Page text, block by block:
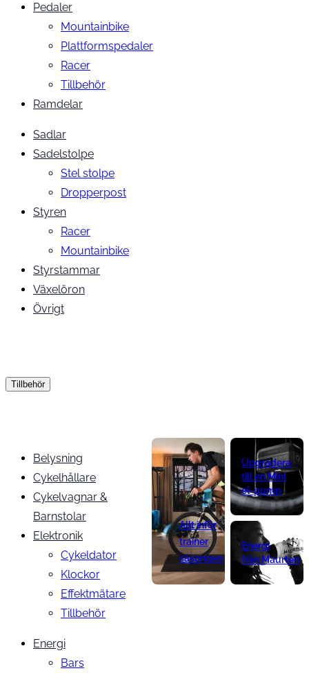
Pedaler
Mountainbike
Plattformspedaler
Racer
Tillbehör
Ramdelar
Sadlar
Sadelstolpe
Stel stolpe
Dropperpost
Styren
Racer
Mountainbike
Styrstammar
Växelöron
Övrigt
Tillbehör
Belysning
Cykelhållare
Cykelvagnar &
Barnstolar
Elektronik
Cykeldator
Klockor
Effektmätare
Tillbehör
Energi
Bars
Allt inför
trainer
säsongen
Upgradera
till en Mini
el-pump
Energi
från Maurten